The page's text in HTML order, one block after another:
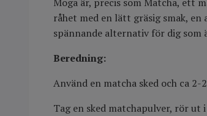
råhet med en lätt gräsig smak,
spännande alternativ för dig som
Beredning:
Använd en matcha sked och ca
Tag en sked matchapulver, rör